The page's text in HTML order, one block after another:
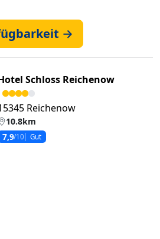
→
Schloss Reichenow
Reichenow
10.8km
7,9/10 Gut